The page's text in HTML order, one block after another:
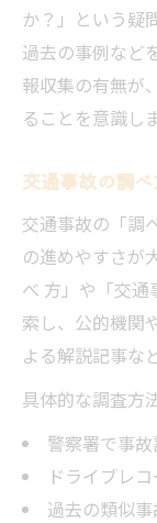
か？」という疑
過去の事例など
報収集の有無が
ることを意識し
交通事故の調
交通事故の「調
の進めやすさが
べ 方」や「交
索し、公的機関
よる解説記事な
具体的な調査方
警察署で事
ドライブレ
過去の類似